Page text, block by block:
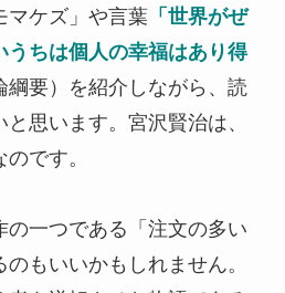
マケズ」や言葉「世界がぜ
うちは個人の幸福はあり得
綱要）を紹介しながら、読
思います。 宮沢賢治は、
です。
の一つである「注文の多い
もいいかもしれません。